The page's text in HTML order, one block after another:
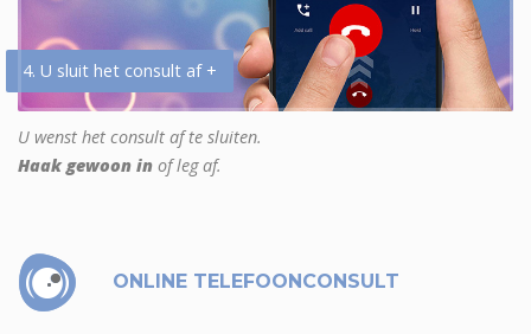
4. U sluit het consult af +
U wenst het consult af te sluiten.
Haak gewoon in of leg af.
ONLINE TELEFOONCONSULT